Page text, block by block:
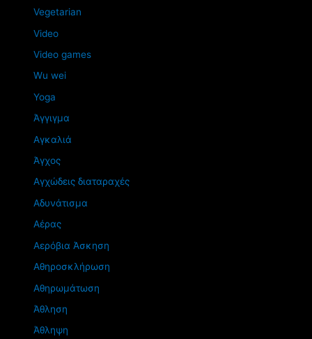
Vegetarian
Video
Video games
Wu wei
Yoga
Άγγιγμα
Αγκαλιά
Άγχος
Αγχώδεις διαταραχές
Αδυνάτισμα
Αέρας
Αερόβια Άσκηση
Αθηροσκλήρωση
Αθηρωμάτωση
Άθληση
Άθληψη